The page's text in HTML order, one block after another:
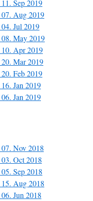
Sep 2019
07. Aug 2019
Jul 2019
08. May 2019
10. Apr 2019
20. Mar 2019
Feb 2019
Jan 2019
Jan 2019
Nov 2018
Oct 2018
Sep 2018
15. Aug 2018
Jun 2018